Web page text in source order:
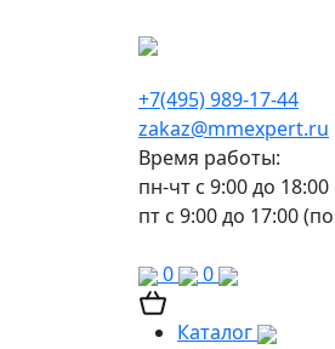
+7(495) 989-17-44
zakaz@mmexpert.ru
Время работы:
пн-чт с 9:00 до 18:00
пт с 9:00 до 17:00
0 0
Каталог